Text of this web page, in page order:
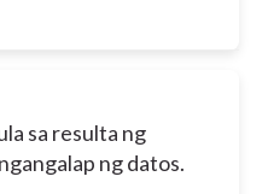
sa resulta ng
ng datos.